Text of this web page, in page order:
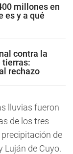
millones en
es y a qué
contra la
tierras:
rechazo
lluvias fueron
de los tres
de
Luján de Cuyo.